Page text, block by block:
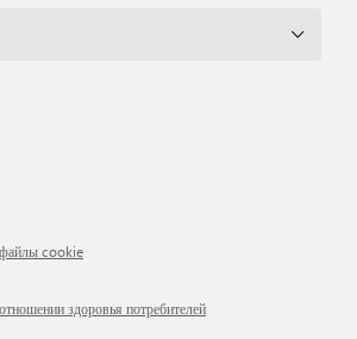
файлы cookie
здоровья потребителей